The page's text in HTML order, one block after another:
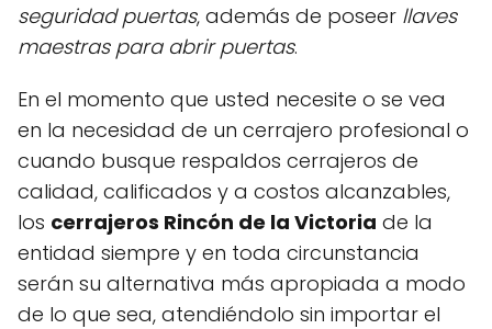
seguridad puertas, además de poseer llaves
maestras para abrir puertas.
En el momento que usted necesite o se vea
en la necesidad de un cerrajero profesional o
cuando busque respaldos cerrajeros de
calidad, calificados y a costos alcanzables,
los cerrajeros Rincón de la Victoria de la
entidad siempre y en toda circunstancia
serán su alternativa más apropiada a modo
de lo que sea, atendiéndolo sin importar el